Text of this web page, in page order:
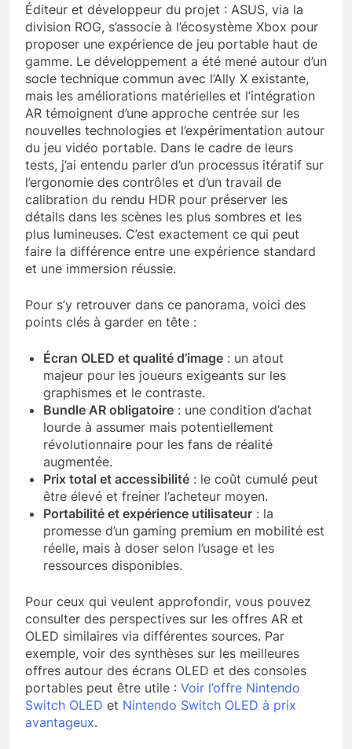
Éditeur et développeur du projet : ASUS, via la
division ROG, s’associe à l’écosystème Xbox pour
proposer une expérience de jeu portable haut de
gamme. Le développement a été mené autour d’un
socle technique commun avec l’Ally X existante,
mais les améliorations matérielles et l’intégration
AR témoignent d’une approche centrée sur les
nouvelles technologies et l’expérimentation autour
du jeu vidéo portable. Dans le cadre de leurs
tests, j’ai entendu parler d’un processus itératif sur
l’ergonomie des contrôles et d’un travail de
calibration du rendu HDR pour préserver les
détails dans les scènes les plus sombres et les
plus lumineuses. C’est exactement ce qui peut
faire la différence entre une expérience standard
et une immersion réussie.
Pour s’y retrouver dans ce panorama, voici des
points clés à garder en tête :
Écran OLED et qualité d’image : un atout
majeur pour les joueurs exigeants sur les
graphismes et le contraste.
Bundle AR obligatoire : une condition d’achat
lourde à assumer mais potentiellement
révolutionnaire pour les fans de réalité
augmentée.
Prix total et accessibilité : le coût cumulé peut
être élevé et freiner l’acheteur moyen.
Portabilité et expérience utilisateur : la
promesse d’un gaming premium en mobilité est
réelle, mais à doser selon l’usage et les
ressources disponibles.
Pour ceux qui veulent approfondir, vous pouvez
consulter des perspectives sur les offres AR et
OLED similaires via différentes sources. Par
exemple, voir des synthèses sur les meilleures
offres autour des écrans OLED et des consoles
portables peut être utile : Voir l’offre Nintendo
Switch OLED et Nintendo Switch OLED à prix
avantageux.